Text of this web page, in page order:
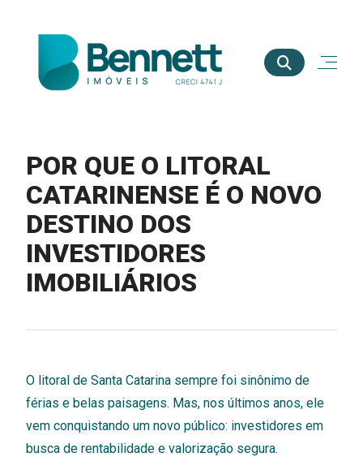
POR QUE O LITORAL
CATARINENSE É O NOVO
DESTINO DOS
INVESTIDORES
IMOBILIÁRIOS
O litoral de Santa Catarina sempre foi sinônimo de
férias e belas paisagens. Mas, nos últimos anos, ele
vem conquistando um novo público: investidores em
busca de rentabilidade e valorização segura.